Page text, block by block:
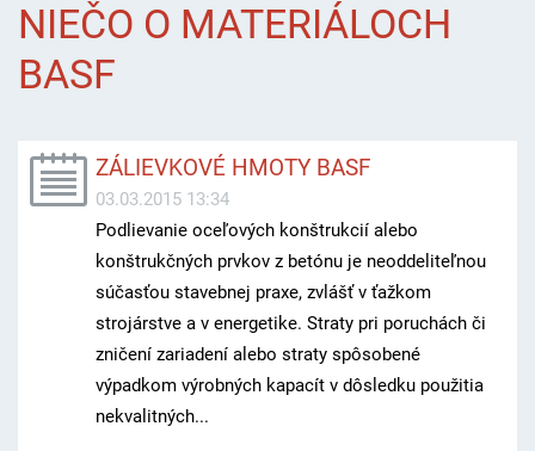
NIEČO O MATERIÁLOCH
BASF
ZÁLIEVKOVÉ HMOTY BASF
03.03.2015 13:34
Podlievanie oceľových konštrukcií alebo
konštrukčných prvkov z betónu je neoddeliteľnou
súčasťou stavebnej praxe, zvlášť v ťažkom
strojárstve a v energetike. Straty pri poruchách či
zničení zariadení alebo straty spôsobené
výpadkom výrobných kapacít v dôsledku použitia
nekvalitných...